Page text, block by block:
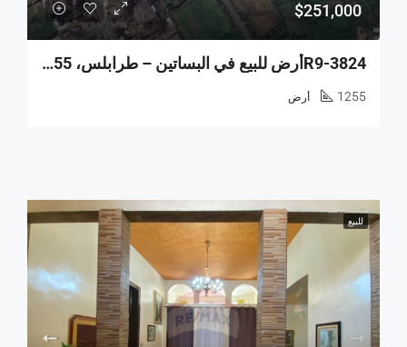
$251,000
R9-3824أرض للبيع في البساتين – طرابلس، 1,255 م²، سكنية وزراعية
1255 أرض
للبيع